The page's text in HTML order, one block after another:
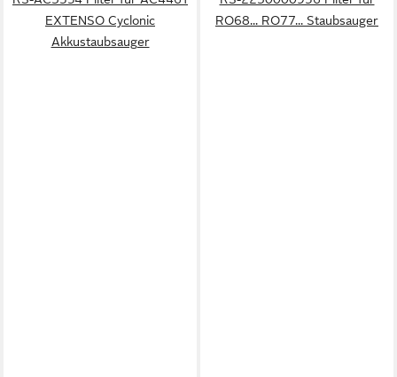
EXTENSO Cyclonic
Akkustaubsauger
RO68... RO77... Staubsauger